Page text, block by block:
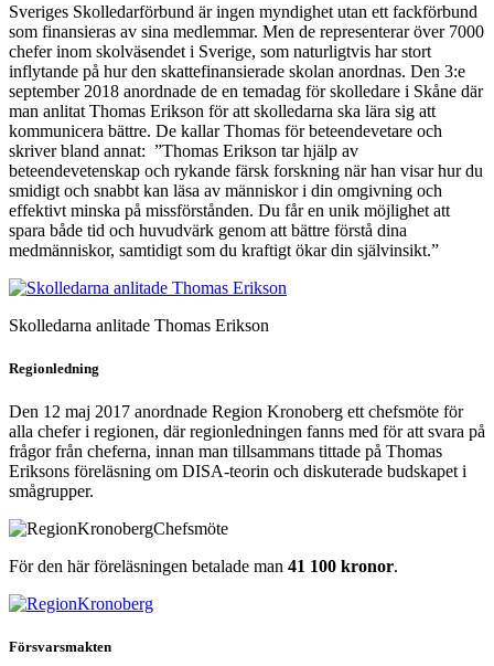
Sveriges Skolledarförbund är ingen myndighet utan ett fackförbund
som finansieras av sina medlemmar. Men de representerar över 7000
chefer inom skolväsendet i Sverige, som naturligtvis har stort
inflytande på hur den skattefinansierade skolan anordnas. Den 3:e
september 2018 anordnade de en temadag för skolledare i Skåne där
man anlitat Thomas Erikson för att skolledarna ska lära sig att
kommunicera bättre. De kallar Thomas för beteendevetare och
skriver bland annat: ”Thomas Erikson tar hjälp av
beteendevetenskap och rykande färsk forskning när han visar hur du
smidigt och snabbt kan läsa av människor i din omgivning och
effektivt minska på missförstånden. Du får en unik möjlighet att
spara både tid och huvudvärk genom att bättre förstå dina
medmänniskor, samtidigt som du kraftigt ökar din självinsikt.”
Skolledarna anlitade Thomas Erikson
Regionledning
Den 12 maj 2017 anordnade Region Kronoberg ett chefsmöte för
alla chefer i regionen, där regionledningen fanns med för att svara på
frågor från cheferna, innan man tillsammans tittade på Thomas
Eriksons föreläsning om DISA-teorin och diskuterade budskapet i
smågrupper.
För den här föreläsningen betalade man 41 100 kronor.
Försvarsmakten